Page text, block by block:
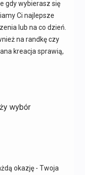
gdy wybierasz się
Ci najlepsze
lub na co dzień.
na randkę czy
kreacja sprawią,
wybór
okazję - Twoja